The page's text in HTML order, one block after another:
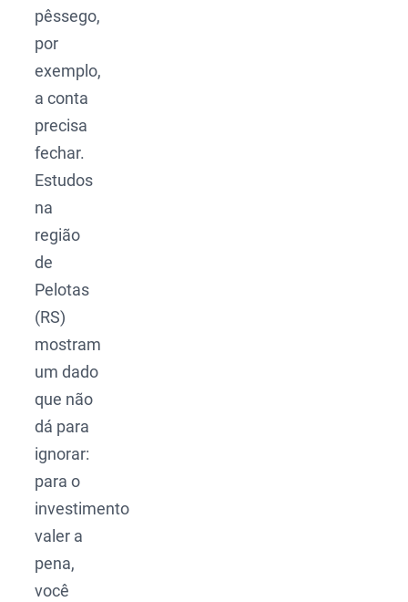
pêssego,
por
exemplo,
a conta
precisa
fechar.
Estudos
na
região
de
Pelotas
(RS)
mostram
um dado
que não
dá para
ignorar:
para o
investimento
valer a
pena,
você